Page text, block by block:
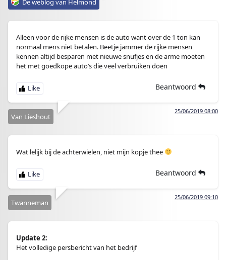
De weblog van Helmond
Alleen voor de rijke mensen is de auto want over de 1 ton kan
normaal mens niet betalen. Beetje jammer de rijke mensen
kennen altijd besparen met nieuwe snufjes en de arme moeten
het met goedkope auto’s die veel verbruiken doen
Beantwoord
25/06/2019 08:00
Van Lieshout
Wat lelijk bij de achterwielen, niet mijn kopje thee
Beantwoord
25/06/2019 09:10
Twanneman
Update 2:
Het volledige persbericht van het bedrijf